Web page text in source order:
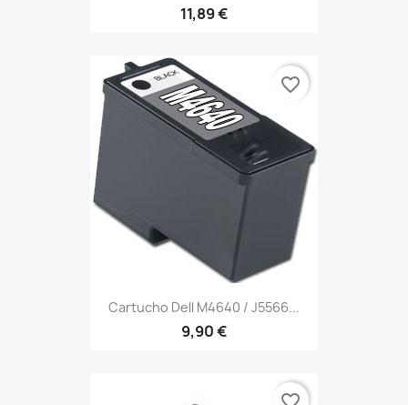
11,89 €
Cartucho Dell M4640 / J5566...
9,90 €
favorite_border